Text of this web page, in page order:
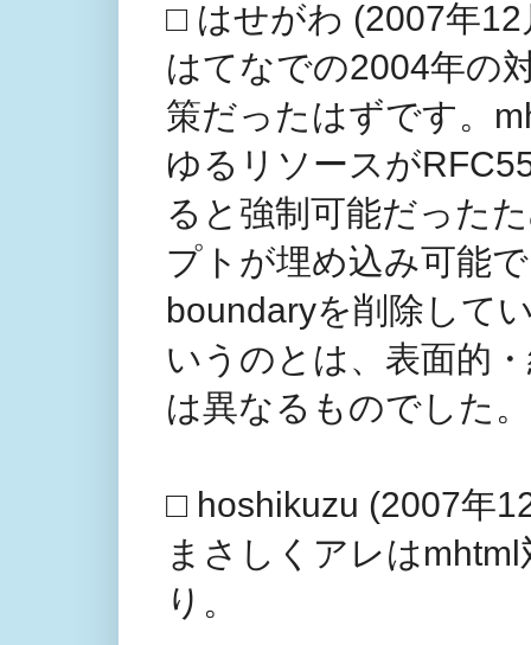
□ はせがわ (2007年
はてなでの2004年の
策だったはずです。
ゆるリソースが
ると強制可能だった
プトが埋め込み可能
boundaryを削除して
いうのとは、表面的
は異なるものでした。
□ hoshikuzu (2007年
まさしくアレは
り。